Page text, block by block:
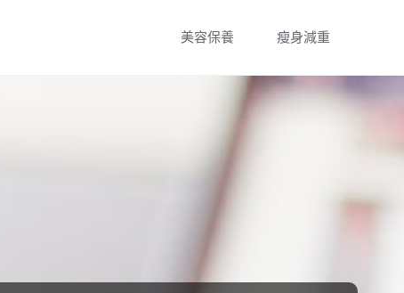
美容保養 瘦身減重